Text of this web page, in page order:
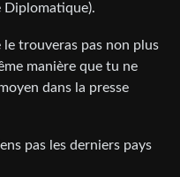
Diplomatique).
le trouveras pas non plus
manière que tu ne
dans la presse
pas les derniers pays